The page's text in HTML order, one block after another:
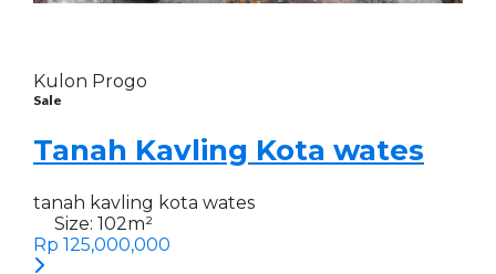
Kulon Progo
Sale
Tanah Kavling Kota wates
tanah kavling kota wates
Size: 102m²
Rp 125,000,000